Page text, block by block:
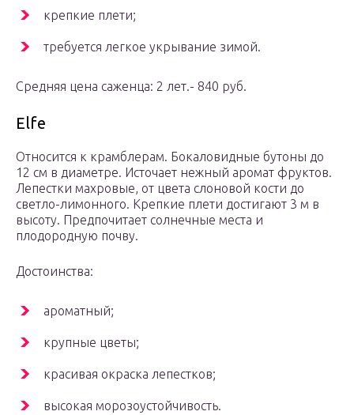
крепкие плети;
требуется легкое укрывание зимой.
Средняя цена саженца: 2 лет.- 840 руб.
Elfe
Относится к крамблерам. Бокаловидные бутоны до
12 см в диаметре. Источает нежный аромат фруктов.
Лепестки махровые, от цвета слоновой кости до
светло-лимонного. Крепкие плети достигают 3 м в
высоту. Предпочитает солнечные места и
плодородную почву.
Достоинства:
ароматный;
крупные цветы;
красивая окраска лепестков;
высокая морозоустойчивость.